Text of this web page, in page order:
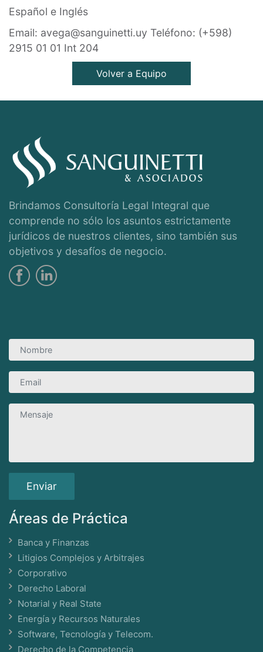
Español e Inglés
Email: avega@sanguinetti.uy Teléfono: (+598)
2915 01 01 Int 204
Volver a Equipo
Brindamos Consultoría Legal Integral que
comprende no sólo los asuntos estrictamente
jurídicos de nuestros clientes, sino también sus
objetivos y desafíos de negocio.
Áreas de Práctica
Banca y Finanzas
Litigios Complejos y Arbitrajes
Corporativo
Derecho Laboral
Notarial y Real State
Energía y Recursos Naturales
Software, Tecnología y Telecom.
Derecho de la Competencia